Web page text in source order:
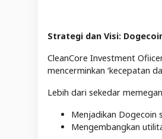
Strategi dan Visi:
CleanCore Investment
mencerminkan ‘kecepatan
Lebih dari sekedar
Menjadikan Dogecoin
Mengembangkan